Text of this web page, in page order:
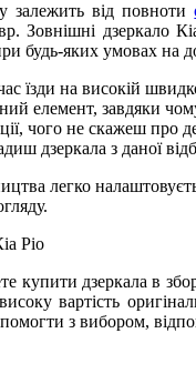
залежить від повноти
Зовнішні дзеркало
будь-яких умовах на
їзди на високій
елемент, завдяки
чого не скажеш про
дзеркала з даної
легко
Ріо
купити дзеркала в
вартість
з вибором,